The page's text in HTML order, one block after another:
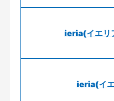
ieria(イエリ
ieria(イ